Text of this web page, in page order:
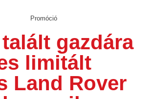
Promóció
gazdára
limitált
Land Rover